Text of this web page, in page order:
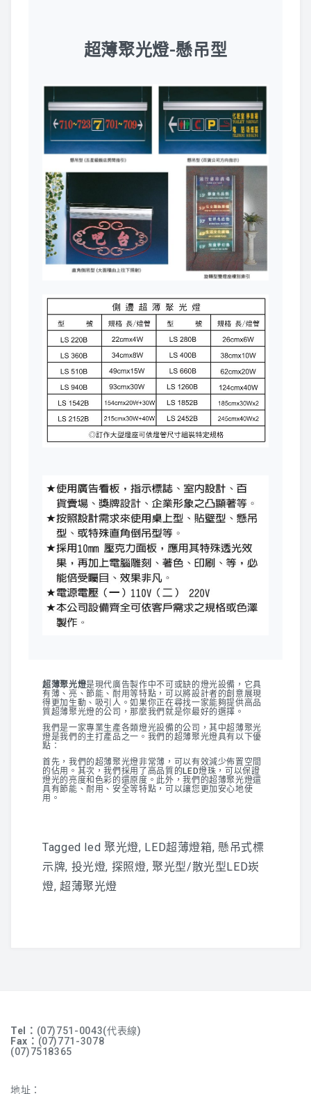
超薄聚光燈-懸吊型
超薄聚光燈是現代廣告製作中不可或缺的燈光設備，它具
有薄、亮、節能、耐用等特點，可以將設計者的創意展現
得更加生動、吸引人。如果你正在尋找一家能夠提供高品
質超薄聚光燈的公司，那麼我們就是你最好的選擇。
我們是一家專業生產各類燈光設備的公司，其中超薄聚光
燈是我們的主打產品之一。我們的超薄聚光燈具有以下優
點：
首先，我們的超薄聚光燈非常薄，可以有效減少佈置空間
的佔用。其次，我們採用了高品質的LED燈珠，可以保證
燈光的亮度和色彩的還原度。此外，我們的超薄聚光燈還
具有節能、耐用、安全等特點，可以讓您更加安心地使
用。
Tagged led 聚光燈, LED超薄燈箱,懸吊式標
示牌, 投光燈, 探照燈, 聚光型/散光型LED崁
燈, 超薄聚光燈
Tel： (07)751-0043(代表線)
Fax： (07)771-3078
(07)7518365
地址：